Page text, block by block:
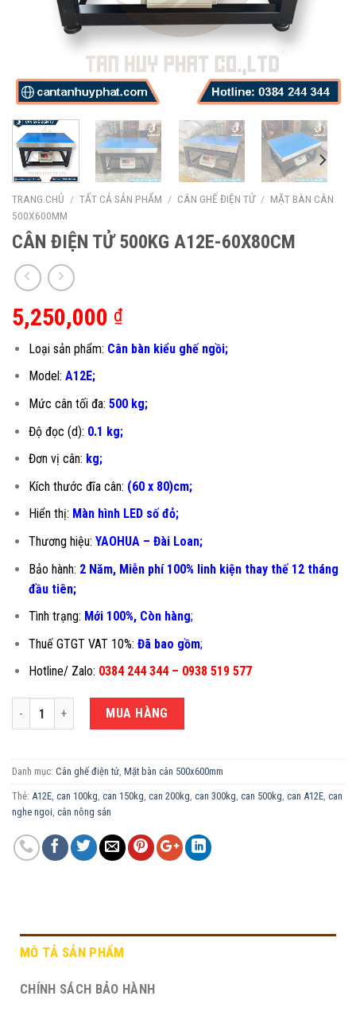
TRANG CHỦ / TẤT CẢ SẢN PHẨM / CÂN GHẾ ĐIỆN TỬ / MẶT BÀN CÂN
500X600MM
CÂN ĐIỆN TỬ 500KG A12E-60X80CM
5,250,000 ₫
Loại sản phẩm: Cân bàn kiểu ghế ngồi;
Model: A12E;
Mức cân tối đa: 500 kg;
Độ đọc (d): 0.1 kg;
Đơn vị cân: kg;
Kích thước đĩa cân: (60 x 80)cm;
Hiển thị: Màn hình LED số đỏ;
Thương hiệu: YAOHUA – Đài Loan;
Bảo hành: 2 Năm, Miễn phí 100% linh kiện thay thế 12 tháng
đầu tiên;
Tình trạng: Mới 100%, Còn hàng;
Thuế GTGT VAT 10%: Đã bao gồm;
Hotline/ Zalo: 0384 244 344 – 0938 519 577
CÂN ĐIỆN TỬ 500KG A12E-60X80CM số lượng
MUA HÀNG
Danh mục: Cân ghế điện tử, Mặt bàn cân 500x600mm
Thẻ: A12E, can 100kg, can 150kg, can 200kg, can 300kg, can 500kg, can A12E, can
nghe ngoi, cân nông sản
MÔ TẢ SẢN PHẨM
CHÍNH SÁCH BẢO HÀNH